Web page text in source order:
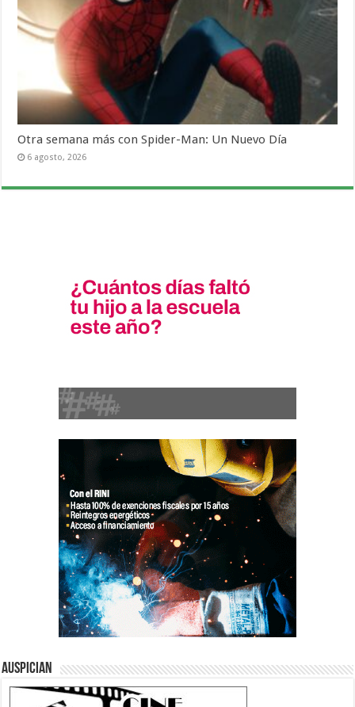
Otra semana más con Spider-Man: Un Nuevo Día
6 agosto, 2026
Auspician